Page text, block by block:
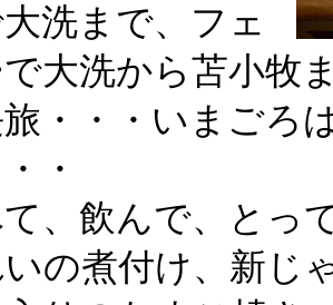
洗まで、フェ
で大洗から苫小牧
・・・いまごろ
・
、飲んで、とっ
の煮付け、新じ